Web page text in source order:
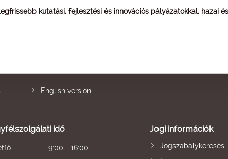
kutatási, fejlesztési és innovációs pályázatokkal, hazai
English version
idő
9:00 - 16:00
Jogi információk
Jogszabálykeresés